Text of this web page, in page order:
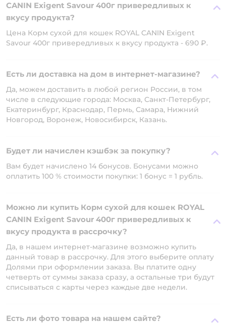
CANIN Exigent Savour 400г привередливых к
вкусу продукта?
Цена Корм сухой для кошек ROYAL CANIN Exigent
Savour 400г привередливых к вкусу продукта - 690 ₽.
Есть ли доставка на дом в интернет-магазине?
Да, можем доставить в любой регион России, в том
числе в следующие города: Москва, Санкт-Петербург,
Екатеринбург, Краснодар, Пермь, Самара, Нижний
Новгород, Воронеж, Новосибирск, Казань.
Будет ли начислен кэшбэк за покупку?
Вам будет начислено 14 бонусов. Бонусами можно
оплатить 100 % стоимости покупки: 1 бонус = 1 рубль.
Можно ли купить Корм сухой для кошек ROYAL
CANIN Exigent Savour 400г привередливых к
вкусу продукта в рассрочку?
Да, в нашем интернет-магазине возможно купить
данный товар в рассрочку. Для этого выберите оплату
Долями при оформлении заказа. Вы платите одну
четверть от суммы заказа сразу, а остальные три будут
списываться с карты через каждые две недели.
Есть ли фото товара на нашем сайте?